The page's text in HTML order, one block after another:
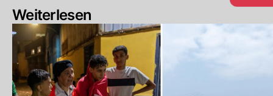
Weiterlesen